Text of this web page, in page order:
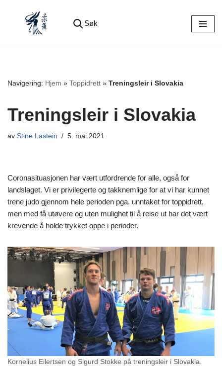
Søk
Navigering: Hjem » Toppidrett » Treningsleir i Slovakia
Treningsleir i Slovakia
av Stine Lastein 5. mai 2021
Coronasituasjonen har vært utfordrende for alle, også for
landslaget. Vi er privilegerte og takknemlige for at vi har kunnet
trene judo gjennom hele perioden pga. unntaket for toppidrett,
men med få utøvere og uten mulighet til å reise ut har det vært
krevende å holde trykket oppe i perioder.
Kornelius Eilertsen og Sigurd Stokke på treningsleir i Slovakia.